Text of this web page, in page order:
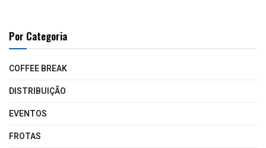
Por Categoria
COFFEE BREAK
DISTRIBUIÇÃO
EVENTOS
FROTAS